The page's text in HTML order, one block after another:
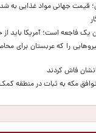
قیمت جهانی مواد غذایی به
یک فاجعه است؛ آمریکا باید از
را که عربستان برای
مکه به ثبات در منطقه